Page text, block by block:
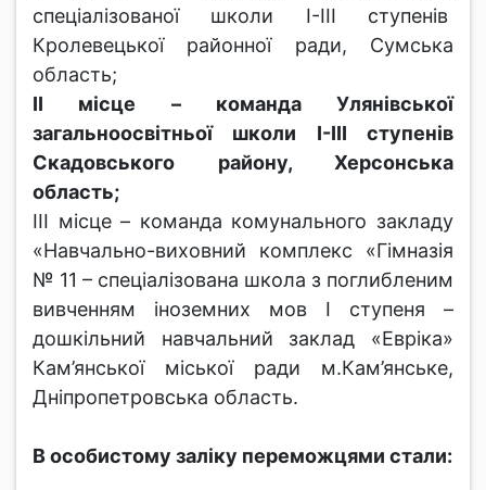
спеціалізованої школи І-ІІІ ступенів
Кролевецької районної ради, Сумська
область;
ІІ місце – команда Улянівської
загальноосвітньої школи І-ІІІ ступенів
Скадовського району, Херсонська
область;
ІІІ місце – команда комунального закладу
«Навчально-виховний комплекс «Гімназія
№ 11 – спеціалізована школа з поглибленим
вивченням іноземних мов І ступеня –
дошкільний навчальний заклад «Евріка»
Кам’янської міської ради м.Кам’янське,
Дніпропетровська область.
В особистому заліку переможцями стали: